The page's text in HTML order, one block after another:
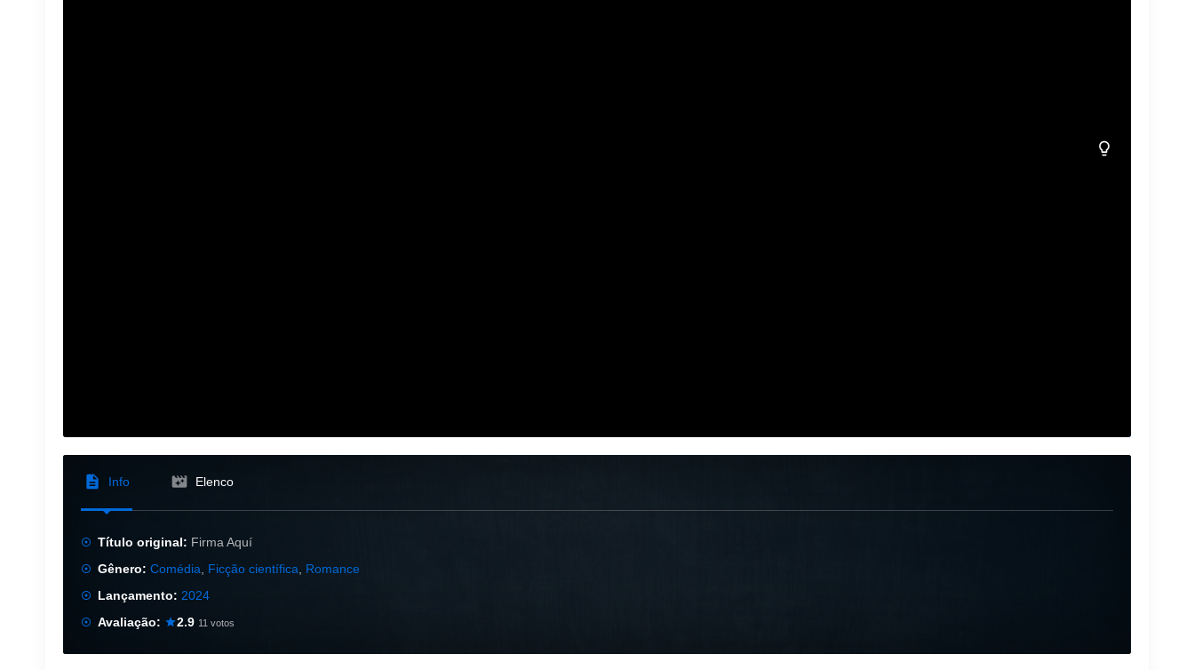
Info Elenco
Título original: Firma Aquí
Gênero:Comédia Ficção científica
Romance
Lançamento: 2024
Avaliação:
2.9 11 votos